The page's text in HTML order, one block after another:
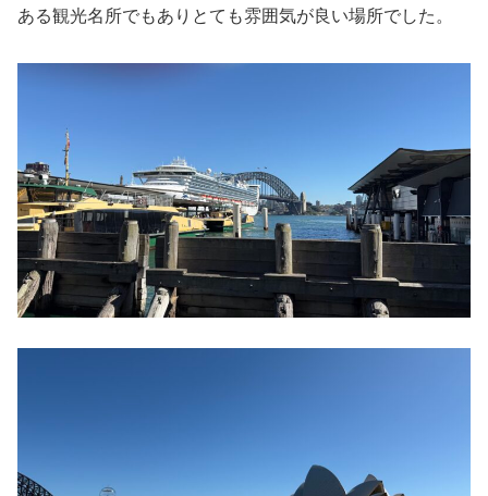
ある観光名所でもありとても雰囲気が良い場所でした。